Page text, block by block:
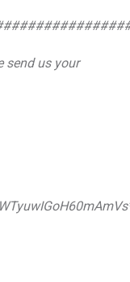
send us your